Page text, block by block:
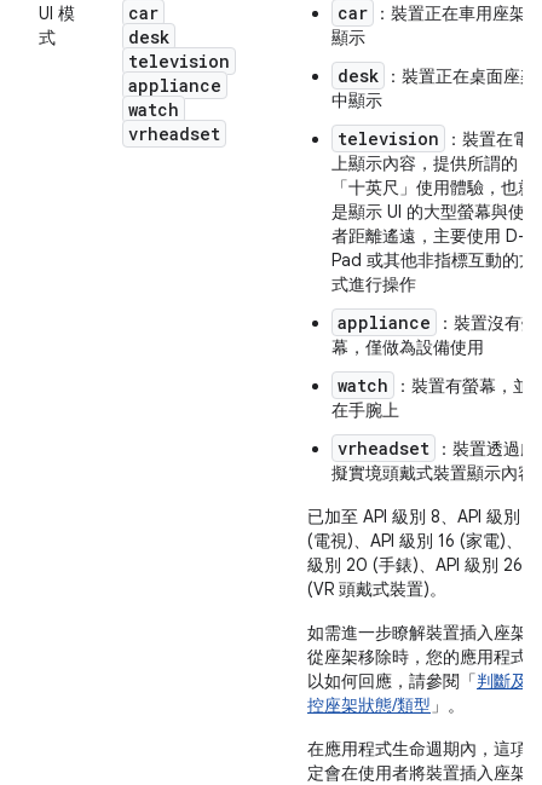
UI 模
式
car
desk
television
appliance
watch
vrheadset
car
：裝置正在車用座架中
顯示
desk
：裝置正在桌面座架
中顯示
television
：裝置在電
上顯示內容，提供所謂的
「十英尺」使用體驗，也就
是顯示 UI 的大型螢幕與使用
者距離遙遠，主要使用 D-
Pad 或其他非指標互動的方
式進行操作
appliance
：裝置沒有螢
幕，僅做為設備使用
watch
：裝置有螢幕，並
在手腕上
vrheadset
：裝置透過虛
擬實境頭戴式裝置顯示內容
已加至 API 級別 8、API 級別 13
(電視)、API 級別 16 (家電)、
級別 20 (手錶)、API 級別 26
(VR 頭戴式裝置)。
如需進一步瞭解裝置插入座架
從座架移除時，您的應用程式
以如何回應，請參閱「判斷及
控座架狀態/類型 」。
在應用程式生命週期內，這項
定會在使用者將裝置插入座架